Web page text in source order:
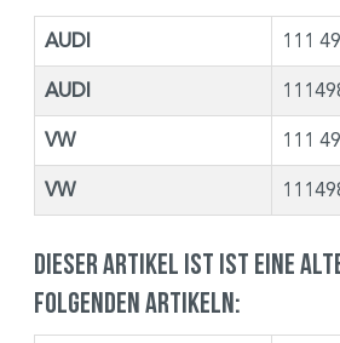
AUDI 111
AUDI
VW 111
VW
Dieser Artikel ist ist eine
folgenden Artikeln: